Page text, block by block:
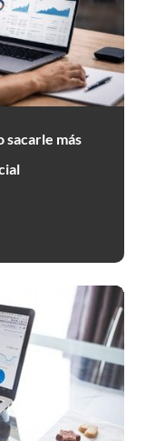
sacarle más